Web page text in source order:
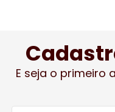
E seja o primeiro